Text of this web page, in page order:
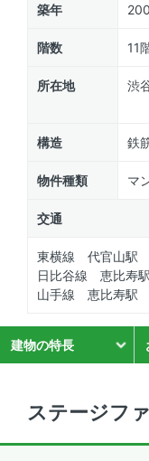
築年
階数 11
所在地
渋
構造 鉄
物件種類 マ
交通
東横線 代官山駅
日比谷線 恵比寿
山手線 恵比寿駅
建物の特長
ステージフ